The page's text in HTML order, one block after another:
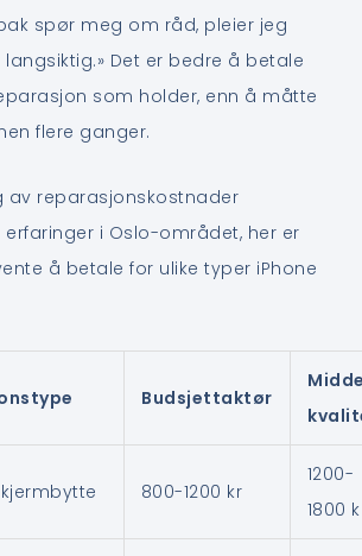
spør meg om råd, pleier jeg
langsiktig.» Det er bedre å betale
som holder, enn å måtte
flere ganger.
av reparasjonskostnader
i Oslo-området, her er
å betale for ulike typer iPhone
Budsjettaktør
800-1200 kr
1200-
1800